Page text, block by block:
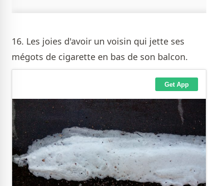
16. Les joies d'avoir un voisin qui jette ses
mégots de cigarette en bas de son balcon.